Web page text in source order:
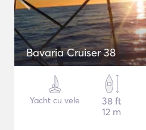
Bavaria Cruiser 38
Yacht cu vele
38 ft
12 m